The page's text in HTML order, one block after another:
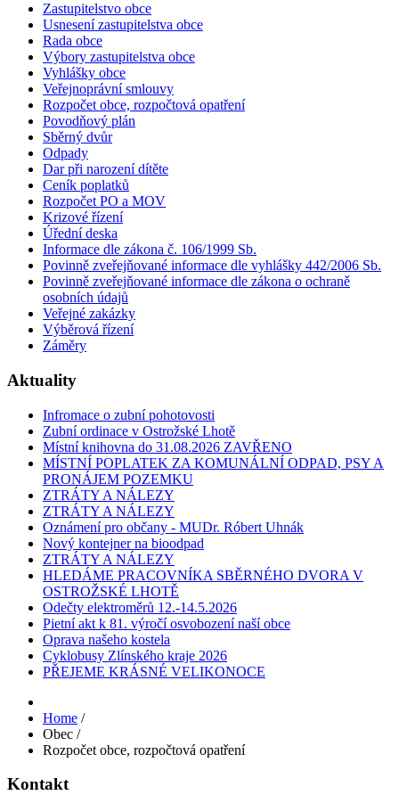
Zastupitelstvo obce
Usnesení zastupitelstva obce
Rada obce
Výbory zastupitelstva obce
Vyhlášky obce
Veřejnoprávní smlouvy
Rozpočet obce, rozpočtová opatření
Povodňový plán
Sběrný dvůr
Odpady
Dar při narození dítěte
Ceník poplatků
Rozpočet PO a MOV
Krizové řízení
Úřední deska
Informace dle zákona č. 106/1999 Sb.
Povinně zveřejňované informace dle vyhlášky 442/2006 Sb.
Povinně zveřejňované informace dle zákona o ochraně
osobních údajů
Veřejné zakázky
Výběrová řízení
Záměry
Aktuality
Infromace o zubní pohotovosti
Zubní ordinace v Ostrožské Lhotě
Místní knihovna do 31.08.2026 ZAVŘENO
MÍSTNÍ POPLATEK ZA KOMUNÁLNÍ ODPAD, PSY A
PRONÁJEM POZEMKU
ZTRÁTY A NÁLEZY
ZTRÁTY A NÁLEZY
Oznámení pro občany - MUDr. Róbert Uhnák
Nový kontejner na bioodpad
ZTRÁTY A NÁLEZY
HLEDÁME PRACOVNÍKA SBĚRNÉHO DVORA V
OSTROŽSKÉ LHOTĚ
Odečty elektroměrů 12.-14.5.2026
Pietní akt k 81. výročí osvobození naší obce
Oprava našeho kostela
Cyklobusy Zlínského kraje 2026
PŘEJEME KRÁSNÉ VELIKONOCE
Home /
Obec /
Rozpočet obce, rozpočtová opatření
Kontakt